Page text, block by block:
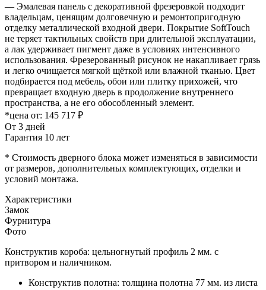
— Эмалевая панель с декоративной фрезеровкой подходит
владельцам, ценящим долговечную и ремонтопригодную
отделку металлической входной двери. Покрытие SoftTouch
не теряет тактильных свойств при длительной эксплуатации,
а лак удерживает пигмент даже в условиях интенсивного
использования. Фрезерованный рисунок не накапливает грязь
и легко очищается мягкой щёткой или влажной тканью. Цвет
подбирается под мебель, обои или плитку прихожей, что
превращает входную дверь в продолжение внутреннего
пространства, а не его обособленный элемент.
*цена от: 145 717 ₽
От 3 дней
Гарантия 10 лет
* Стоимость дверного блока может изменяться в зависимости
от размеров, дополнительных комплектующих, отделки и
условий монтажа.
Характеристики
Замок
Фурнитура
Фото
Конструктив короба: цельногнутый профиль 2 мм. с
притвором и наличником.
Конструктив полотна: толщина полотна 77 мм. из листа